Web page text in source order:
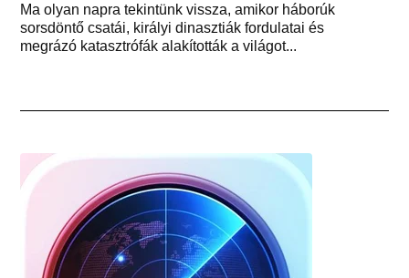
Ma olyan napra tekintünk vissza, amikor háborúk
sorsdöntő csatái, királyi dinasztiák fordulatai és
megrázó katasztrófák alakították a világot...